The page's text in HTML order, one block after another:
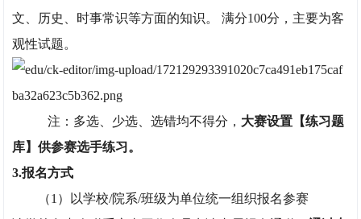
文、历史、时事常识等方面的知识。 满分100分，主要为客
观性试题。
注：多选、少选、选错均不得分， 大赛设置【练习题
库】供参赛选手练习。
3.报名方式
（1）以学校/院系/班级为单位统一组织报名参赛